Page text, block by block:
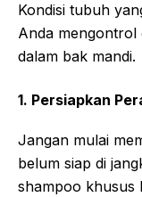
Kondisi tubuh
Anda mengontrol
dalam bak mandi.
1. Persiapkan
Jangan mulai
belum siap di
shampoo khusus